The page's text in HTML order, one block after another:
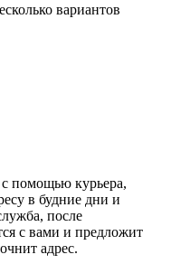
вариантов
с помощью курьера,
в будние дни и
после
с вами и предложит
адрес.